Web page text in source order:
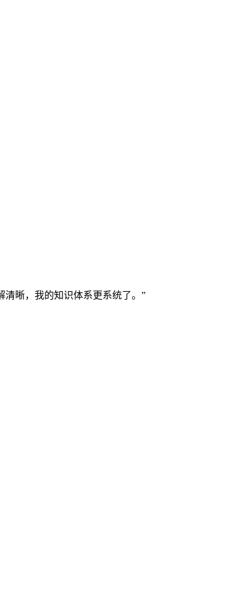
清晰，我的知识体系更系统了。”